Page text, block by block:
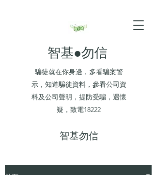
智基●勿信
騙徒就在你身邊，多看騙案警
示，知道騙徒資料，參看公司資
料及公司聲明，提防受騙，遇懷
疑，致電18222
​智基勿信